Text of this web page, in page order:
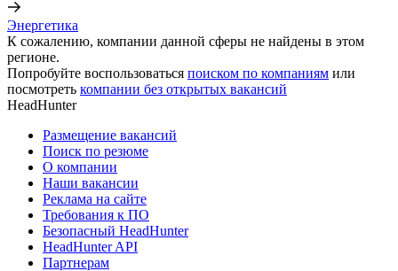
Энергетика
К сожалению, компании данной сферы не найдены в этом
регионе.
Попробуйте воспользоваться поиском по компаниям или
посмотреть компании без открытых вакансий
HeadHunter
Размещение вакансий
Поиск по резюме
О компании
Наши вакансии
Реклама на сайте
Требования к ПО
Безопасный HeadHunter
HeadHunter API
Партнерам